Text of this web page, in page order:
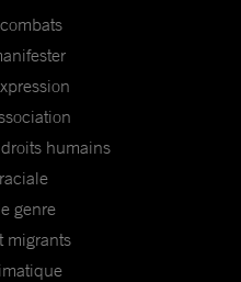
humains
genre
migrants